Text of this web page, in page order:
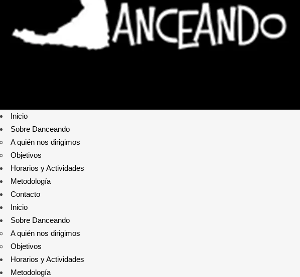
Inicio
Sobre Danceando
A quién nos dirigimos
Objetivos
Horarios y Actividades
Metodología
Contacto
Inicio
Sobre Danceando
A quién nos dirigimos
Objetivos
Horarios y Actividades
Metodología